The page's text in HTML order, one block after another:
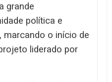
grande
política e
marcando o início de
liderado por